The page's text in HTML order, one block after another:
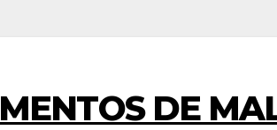
DE